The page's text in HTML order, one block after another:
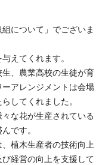
について」でございま
えてくれます。
、農業高校の生徒が育
アレンジメントは会場
してくれました。
な花が生産されている
です。
植木生産者の技術向上
経営の向上を支援して